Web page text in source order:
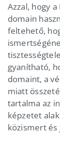
Azzal, hogy
domain
feltehető,
gyanítható,
domaint, a
miatt
tartalma az
képzetet
közismert